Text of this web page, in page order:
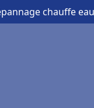
chauffe